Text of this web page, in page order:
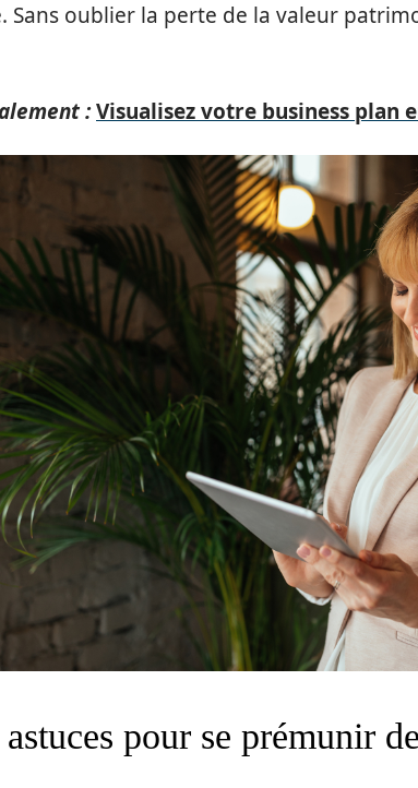
Sans oublier la perte de la valeur
:Visualisez votre business plan
pour se prémunir